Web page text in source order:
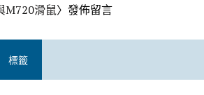
M720滑鼠〉發佈留言
標籤